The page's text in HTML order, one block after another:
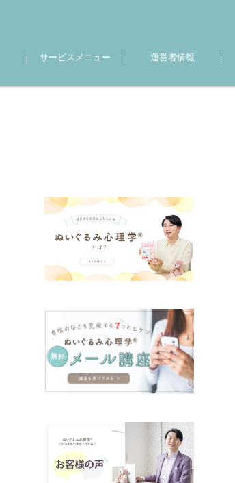
サービスメニュー 運営者情報